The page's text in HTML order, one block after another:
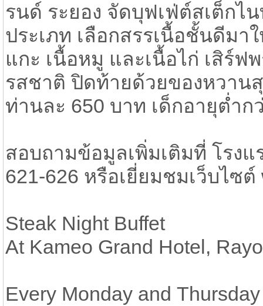
รนด์ ระยอง จัดบุฟเฟ่ต์สเต็กไ
ประเภท เลือกสรรเนื้อชั้นดีมา
แกะ เนื้อหมู และเนื้อไก่ เสิร์
รสชาติ ปิดท้ายด้วยของหวาน
ท่านละ 650 บาท เด็กอายุต่ำ
สอบถามข้อมูลเพิ่มเติมที่ โรง
621-626 หรือเยี่ยมชมเว็บไซ
Steak Night Buffet
At Kameo Grand Hotel,
Every Monday and